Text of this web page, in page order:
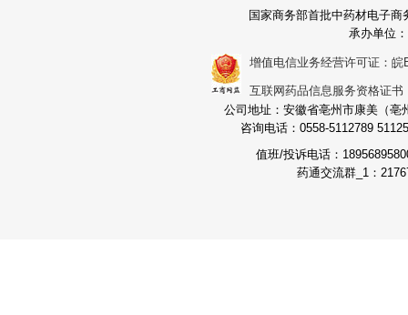
国家商务部首批中药材电子
承办单位
增值电信业务经营许可证：皖
互联网药品信息服务资格证
公司地址：安徽省亳州市康美（
咨询电话：0558-5112789
值班/投诉电话：
药通交流群_1：